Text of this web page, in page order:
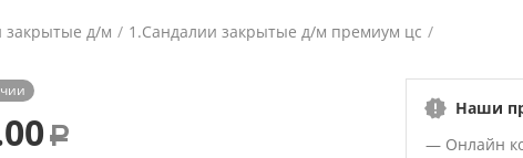
закрытые д/м / 1.Сандалии закрытые д/м премиум цс /
Р
Наши
— Онлайн